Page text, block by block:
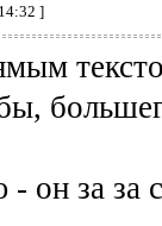
]
он за за